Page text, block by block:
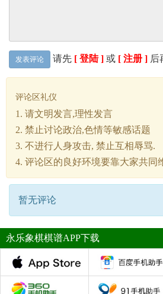
发表评论 请先 [ 登陆 ] 或 [ 注册 ] 后
评论区礼仪
1. 请文明发言,理性发言
2. 禁止讨论政治,色情等敏感话题
3. 不进行人身攻击, 禁止互相辱骂.
4. 评论区的良好环境要靠大家共同
暂无评论
永乐象棋棋谱APP下载